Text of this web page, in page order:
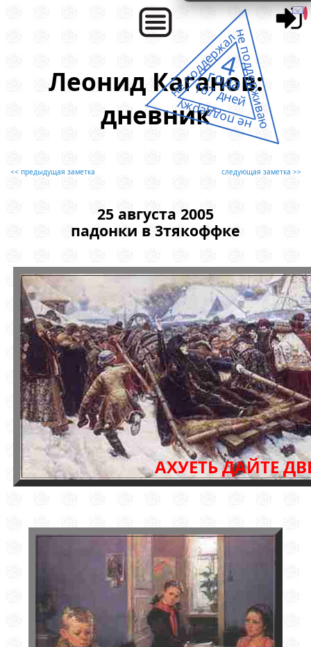
Леонид Каганов:
дневник
<< предыдущая заметка следующая заметка >>
25 августа 2005
падонки в 3тякоффке
АХУЕТЬ ДАЙТЕ
не поддержалне поддерживаю
не поддержу
4
года
167 дней